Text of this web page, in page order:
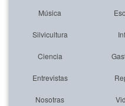
Música
Silvicultura
Ciencia
Entrevistas
Nosotras